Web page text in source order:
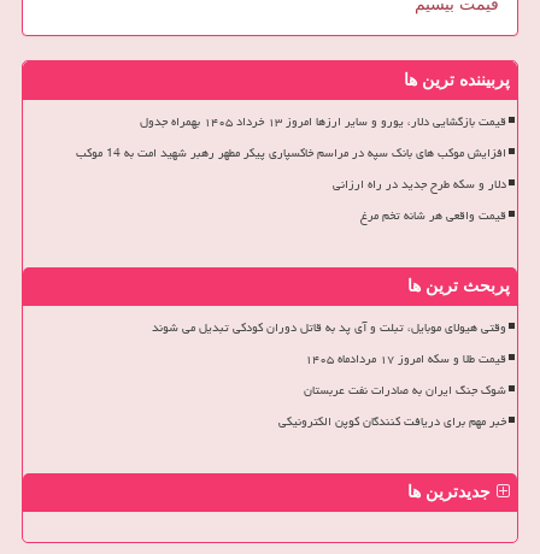
قیمت بیسیم
پربیننده ترین ها
قیمت بازگشایی دلار، یورو و سایر ارزها امروز ۱۳ خرداد ۱۴۰۵ بهمراه جدول
افزایش موکب های بانک سپه در مراسم خاکسپاری پیکر مطهر رهبر شهید امت به 14 موکب
دلار و سکه طرح جدید در راه ارزانی
قیمت واقعی هر شانه تخم مرغ
پربحث ترین ها
وقتی هیولای موبایل، تبلت و آی پد به قاتل دوران کودکی تبدیل می شوند
قیمت طلا و سکه امروز ۱۷ مردادماه ۱۴۰۵
شوک جنگ ایران به صادرات نفت عربستان
خبر مهم برای دریافت کنندگان کوپن الکترونیکی
جدیدترین ها